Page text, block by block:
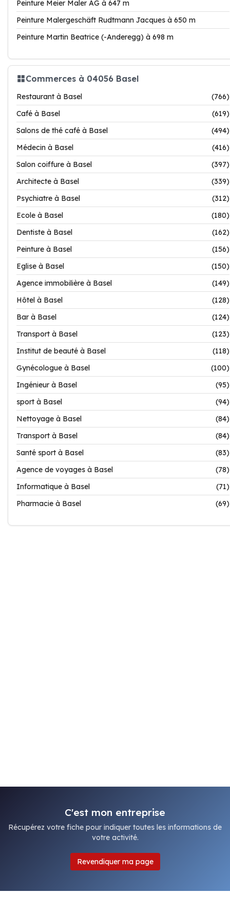
Peinture Meier Maler AG à 647 m
Peinture Malergeschäft Rudtmann Jacques à 650 m
Peinture Martin Beatrice (-Anderegg) à 698 m
Commerces à 04056 Basel
Restaurant à Basel
(766)
Café à Basel
(619)
Salons de thé café à Basel
(494)
Médecin à Basel
(416)
Salon coiffure à Basel
(397)
Architecte à Basel
(339)
Psychiatre à Basel
(312)
Ecole à Basel
(180)
Dentiste à Basel
(162)
Peinture à Basel
(156)
Eglise à Basel
(150)
Agence immobilière à Basel
(149)
Hôtel à Basel
(128)
Bar à Basel
(124)
Transport à Basel
(123)
Institut de beauté à Basel
(118)
Gynécologue à Basel
(100)
Ingénieur à Basel
(95)
sport à Basel
(94)
Nettoyage à Basel
(84)
Transport à Basel
(84)
Santé sport à Basel
(83)
Agence de voyages à Basel
(78)
Informatique à Basel
(71)
Pharmacie à Basel
(69)
C'est mon entreprise
Récupérez votre fiche pour indiquer toutes les informations de
votre activité.
Revendiquer ma page